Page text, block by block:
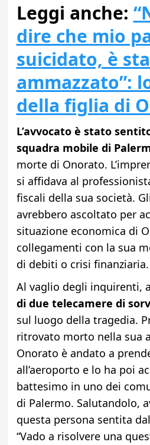
Leggi anche:
dire che mio
suicidato, è
ammazzato”:
della figlia di
L’avvocato è stato
squadra mobile di
morte di Onorato.
si affidava al
fiscali della sua società.
avrebbero ascoltato per
situazione economica di
collegamenti con la sua
di debiti o crisi finanziaria.
Al vaglio degli inquirenti,
di due telecamere di
sul luogo della tragedia.
ritrovato morto nella sua
Onorato è andato a
all’aeroporto e lo ha poi
battesimo in uno dei
di Palermo. Salutandolo,
questa persona sentita
“Vado a risolvere una